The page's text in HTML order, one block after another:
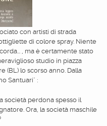
con artisti di strada
di colore spray. Niente
, ma è certamente stato
studio in piazza
(BL) lo scorso anno. Dalla
Santuari" :
società perdona spesso il
Ora, la società maschile